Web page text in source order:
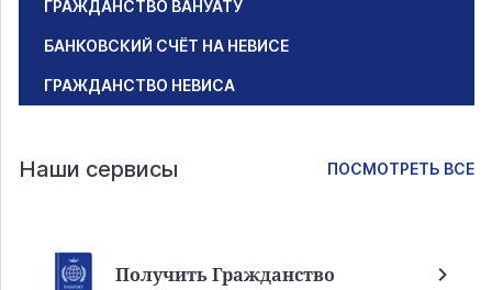
ГРАЖДАНСТВО ВАНУАТУ
БАНКОВСКИЙ СЧЁТ НА НЕВИСЕ
ГРАЖДАНСТВО НЕВИСА
Наши сервисы ПОСМОТРЕТЬ ВСЕ
Получить Гражданство